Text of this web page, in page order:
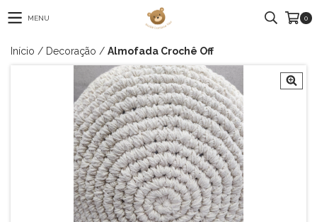
MENU 0
Início / Decoração / Almofada Crochê Off